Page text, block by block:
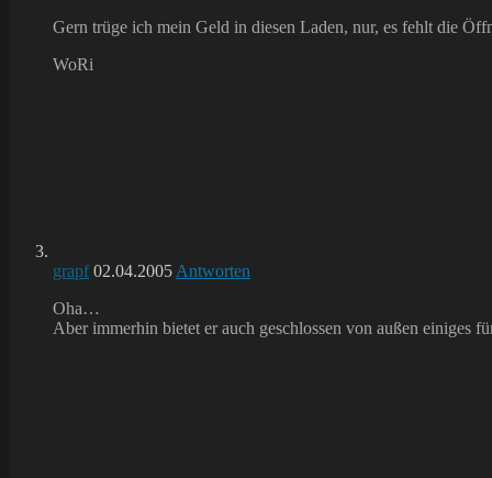
Gern trüge ich mein Geld in diesen Laden, nur, es fehlt die
WoRi
grapf 02.04.2005 Antworten
Oha…
Aber immerhin bietet er auch geschlossen von außen einiges